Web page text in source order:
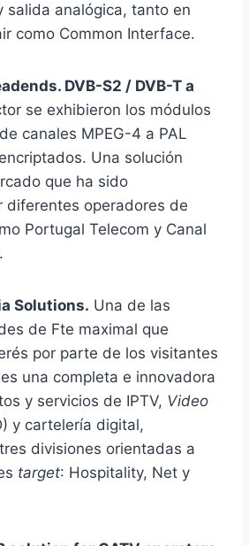
salida analógica, tanto en
como Common Interface.
DVB-S2 / DVB-T a
se exhibieron los módulos
canales MPEG-4 a PAL
Una solución
que ha sido
diferentes operadores de
Portugal Telecom y Canal
Solutions. Una de las
de Fte maximal que
por parte de los visitantes
una completa e innovadora
y servicios de IPTV, Video
y cartelería digital,
divisiones orientadas a
target: Hospitality, Net y